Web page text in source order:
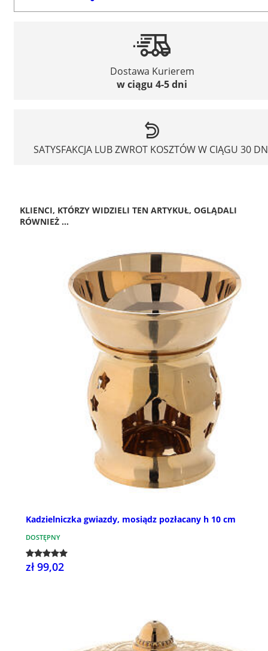
Dostawa Kurierem
w ciągu 4-5 dni
SATYSFAKCJA LUB ZWROT KOSZTÓW W CIĄGU 30
KLIENCI, KTÓRZY WIDZIELI TEN ARTYKUŁ, OGLĄDALI
RÓWNIEŻ ...
Kadzielniczka gwiazdy, mosiądz pozłacany h 10 cm
DOSTĘPNY
zł 99,02